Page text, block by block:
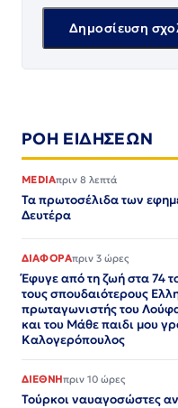
ΡΟΗ ΕΙΔΗΣΕΩΝ
MEDIAπριν 8 λεπτά
Τα πρωτοσέλιδα των
Δευτέρα
ΔΙΑΦΟΡΑπριν 3 ώρες
Έφυγε από τη ζωή στα 74
τους σπουδαιότερους
πρωταγωνιστής του
και του Μάθε παιδι μου
Καλογερόπουλος
ΔΙΕΘΝΗπριν 10 ώρες
Τούρκοι ναυαγοσώστες